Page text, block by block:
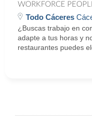
WORKFORCE
Todo Cáceres
¿Buscas trabajo en
adapte a tus horas y
restaurantes puedes